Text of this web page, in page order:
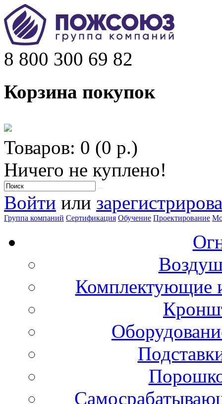
8 800 300 69 82
Корзина покупок
Товаров: 0 (0 р.)
Ничего не куплено!
Войти или
Группа компаний Сертификация Обучение Проектирование
Комплектующие